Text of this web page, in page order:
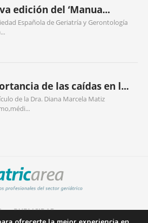
edición del ‘Manua...
Española de Geriatría y Gerontología
de las caídas en l...
de la Dra. Diana Marcela Matiz
PUBLICIDAD